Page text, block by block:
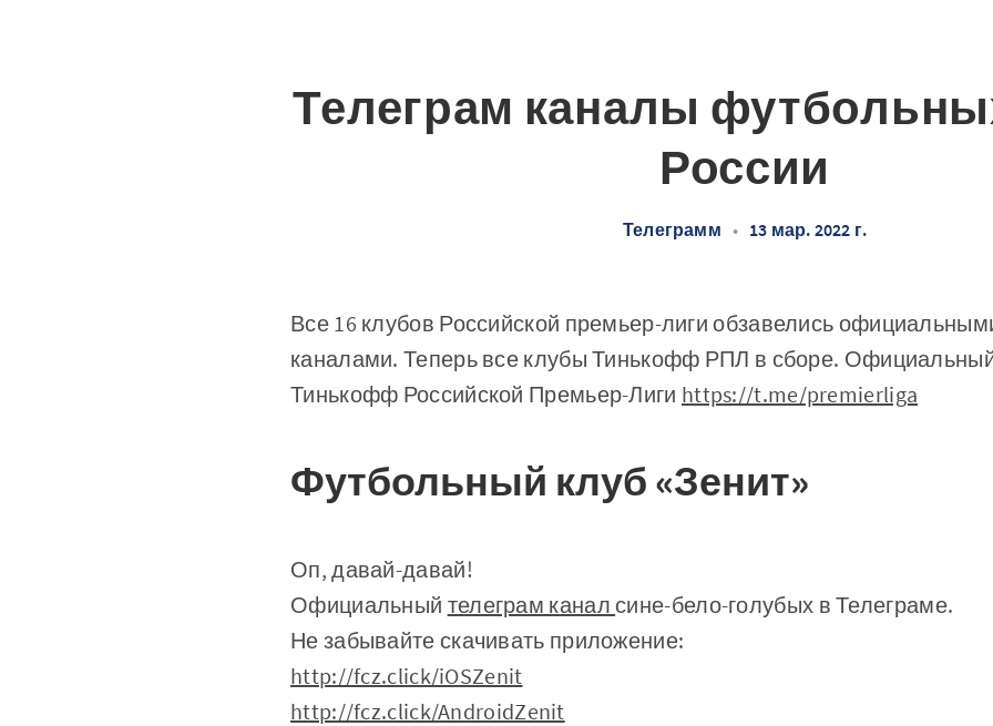
Телеграм каналы
России
Телеграмм • 13 мар. 2022 г.
Все 16 клубов Российской премьер-лиги обзавелись
каналами. Теперь все клубы Тинькофф РПЛ в сборе.
Тинькофф Российской Премьер-Лиги https://t.me/premierliga
Футбольный клуб «Зенит»
Оп, давай-давай!
Официальный телеграм каналсине-бело-голубых в Телеграме.
Не забывайте скачивать приложение:
http://fcz.click/iOSZenit
http://fcz.click/AndroidZenit